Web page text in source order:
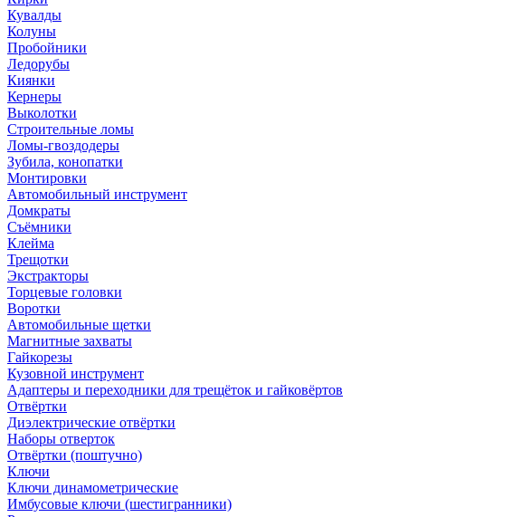
Кувалды
Колуны
Пробойники
Ледорубы
Киянки
Кернеры
Выколотки
Строительные ломы
Ломы-гвоздодеры
Зубила, конопатки
Монтировки
Автомобильный инструмент
Домкраты
Съёмники
Клейма
Трещотки
Экстракторы
Торцевые головки
Воротки
Автомобильные щетки
Магнитные захваты
Гайкорезы
Кузовной инструмент
Адаптеры и переходники для трещёток и гайковёртов
Отвёртки
Диэлектрические отвёртки
Наборы отверток
Отвёртки (поштучно)
Ключи
Ключи динамометрические
Имбусовые ключи (шестигранники)